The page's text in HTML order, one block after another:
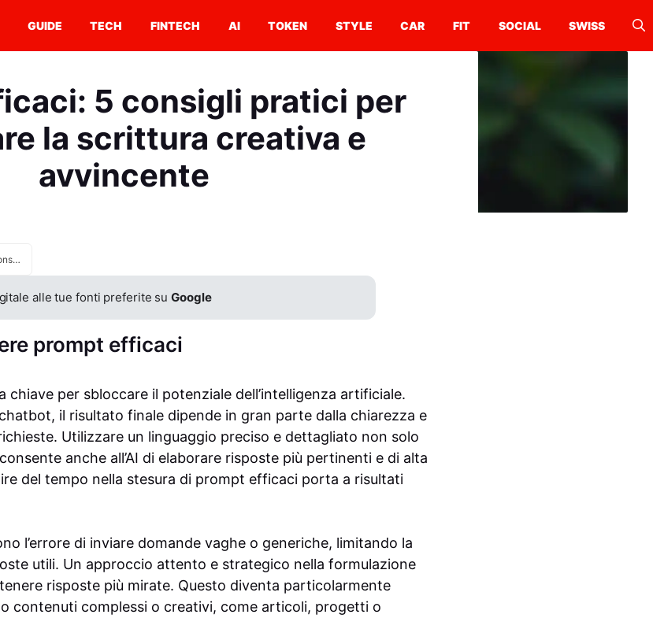
GUIDE TECH FINTECH AI TOKEN STYLE CAR FIT SOCIAL SWISS
5 consigli pratici per
la scrittura creativa e
avvincente
Prompt efficaci: 5 consigli pratici per migliorare la scrittura creativa e avvincente
alle tue fonti preferite suGoogle
prompt efficaci
per sbloccare il potenziale dell’intelligenza artificiale.
il risultato finale dipende in gran parte dalla chiarezza e
Utilizzare un linguaggio preciso e dettagliato non solo
anche all’AI di elaborare risposte più pertinenti e di alta
del tempo nella stesura di prompt efficaci porta a risultati
l’errore di inviare domande vaghe o generiche, limitando la
utili. Un approccio attento e strategico nella formulazione
risposte più mirate. Questo diventa particolarmente
contenuti complessi o creativi, come articoli, progetti o